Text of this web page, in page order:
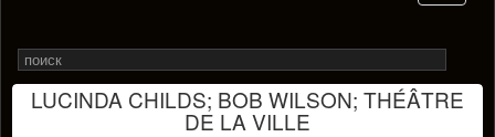
Search
for
LUCINDA CHILDS; BOB WILSON; THÉÂTRE
DE LA VILLE